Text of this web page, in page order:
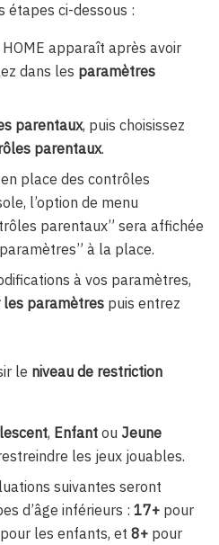
étapes ci-dessous :
apparaît après avoir
dans les paramètres
parentaux, puis choisissez
parentaux.
place des contrôles
, l’option de menu
parentaux” sera affichée
à la place.
à vos paramètres,
les paramètres puis entrez
le niveau de restriction
, Enfant ou Jeune
les jeux jouables.
suivantes seront
d’âge inférieurs :17+ pour
pour les enfants, et8+ pour